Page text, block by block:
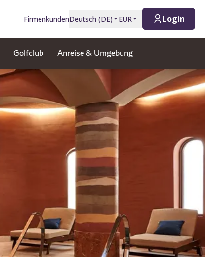
FirmenkundenDeutsch (DE) EUR Login
Golfclub Anreise & Umgebung